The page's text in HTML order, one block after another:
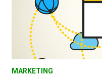
MARKETING